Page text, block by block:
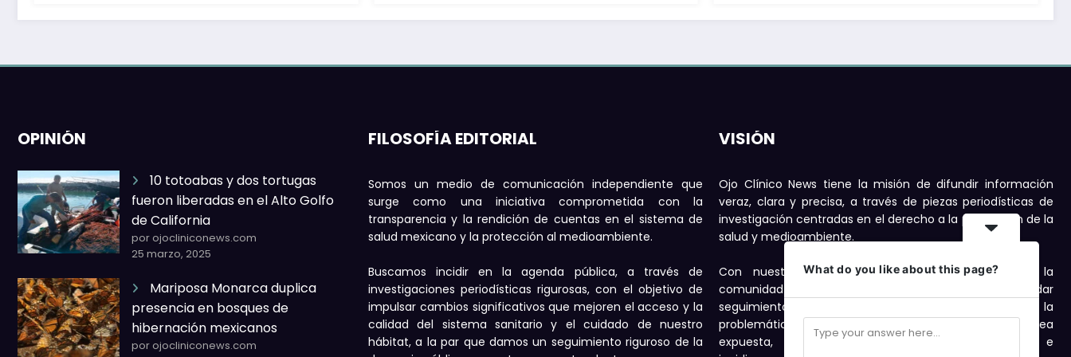
OPINIÓN
10 totoabas y dos tortugas
fueron liberadas en el Alto Golfo
de California
por ojocliniconews.com
25 marzo, 2025
Mariposa Monarca duplica
presencia en bosques de
hibernación mexicanos
por ojocliniconews.com
FILOSOFÍA EDITORIAL
Somos un medio de comunicación independiente que
surge como una iniciativa comprometida con la
transparencia y la rendición de cuentas en el sistema de
salud mexicano y la protección al medioambiente.
Buscamos incidir en la agenda pública, a través de
investigaciones periodísticas rigurosas, con el objetivo de
impulsar cambios significativos que mejoren el acceso y la
calidad del sistema sanitario y el cuidado de nuestro
hábitat, a la par que damos un seguimiento riguroso de la
VISIÓN
Ojo Clínico News tiene la misión de difundir información
veraz, clara y precisa, a través de piezas periodísticas de
investigación centradas en el derecho a la protección de la
salud y medioambiente.
Con nuestras publicaciones buscamos motivar a la
comunidad a denunciar, con el compromiso de dar
seguimiento con investigaciones periodísticas a la
problemática de salud y medioambiente que sea
expuesta, como una forma de visibilizarla e
What do you like about this page?